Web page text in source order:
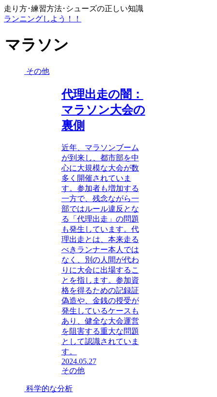
走り方･練習方法･シューズの正しい知識
ランニングしよう！！
マラソン
その他
代理出走の闇：
マラソン大会の
裏側
近年、マラソンブーム
が到来し、都市部を中
心に大規模な大会が数
多く開催されていま
す。参加者も増加する
一方で、残念ながら一
部ではルール違反とな
る「代理出走」の問題
も発生しています。代
理出走とは、本来走る
べきランナー本人では
なく、別の人間が代わ
りに大会に出場するこ
とを指します。参加資
格を得るための記録証
偽造や、金銭の授受が
発生しているケースも
あり、健全な大会運営
を阻害する重大な問題
として認識されていま
す。
2024.05.27
その他
科学的な分析